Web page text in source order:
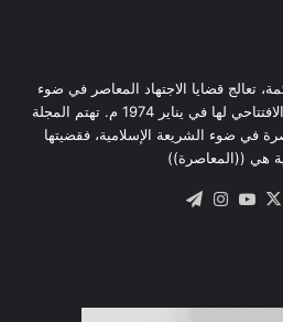
تعالج قضايا الاجتهاد المعاصر في ضوء
الأصالة الإسلامية، وصدر العدد الافتتاحي لها في يناير 1974 م. تهتم المجلة
في ضوء الشريعة الإسلامية، فقضيتها
هي ((المعاصرة))
فيسبوك
‫X
‫YouTube
انستقرام